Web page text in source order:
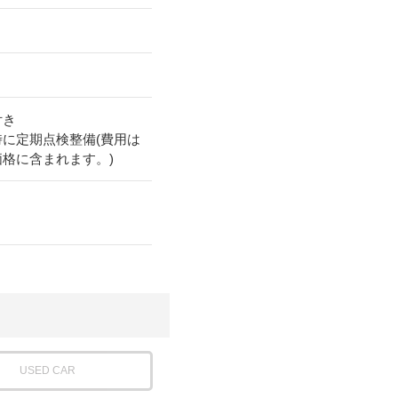
定期点検整備(費用は
に含まれます。)
USED CAR